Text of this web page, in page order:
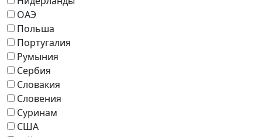
ОАЭ
Польша
Португалия
Румыния
Сербия
Словакия
Словения
Суринам
США